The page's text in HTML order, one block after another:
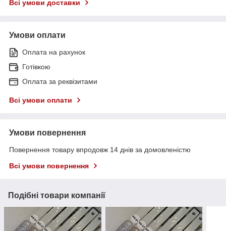
Всі умови доставки
Умови оплати
Оплата на рахунок
Готівкою
Оплата за реквізитами
Всі умови оплати
Умови повернення
Повернення товару впродовж 14 днів за домовленістю
Всі умови повернення
Подібні товари компанії